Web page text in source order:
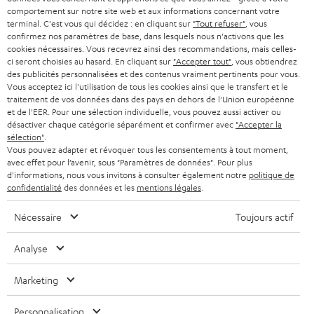
e
w
s
l
e
t
t
e
r
SMART HOME
BLUETOOTH
CASQUES AUDIO
CASQUES BLUETOOTH AUDIO
SYSTEMES COMPLETS
ENCEINTES
ULTIMA
ÉCOUTEURS INTRA-AURICULAIRES
FANSHOP
NOUVEAUTÉS
B2B
NEWSLETTER
MAGASINS
AVANTAGES D’ACHAT
L’HISTOIRE DE TEUFEL
AUTRICHE
SUISSE
PAYS-BAS
BELGIQUE
FRANCE
POLOGNE
ITALIE
Sous réserve de modifications techniques, de fautes de frappe et d’autres
erreurs. Les accessoires figurant sur l’image ne font pas partie du contenu de
comportement sur notre site web et aux informations concernant votre
terminal. C'est vous qui décidez : en cliquant sur "Tout refuser" , vous
confirmez nos paramètres de base, dans lesquels nous n'activons que les
cookies nécessaires. Vous recevrez ainsi des recommandations, mais celles-
ci seront choisies au hasard. En cliquant sur "Accepter tout" , vous obtiendrez
des publicités personnalisées et des contenus vraiment pertinents pour vous.
Vous acceptez ici l'utilisation de tous les cookies ainsi que le transfert et le
traitement de vos données dans des pays en dehors de l'Union européenne
et de l'EER. Pour une sélection individuelle, vous pouvez aussi activer ou
désactiver chaque catégorie séparément et confirmer avec "Accepter la
sélection"
Vous pouvez adapter et révoquer tous les consentements à tout moment,
avec effet pour l’avenir, sous "Paramètres de données". Pour plus
d'informations, nous vous invitons à consulter également notre politique de
confidentialité des données et les mentions légales
Nécessaire Toujours actif
Analyse
Marketing
Personnalisation